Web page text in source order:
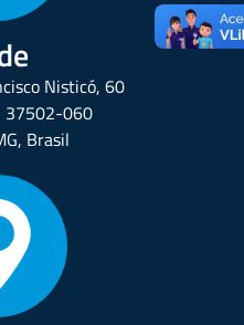
Nisticó, 60
37502-060
Brasil